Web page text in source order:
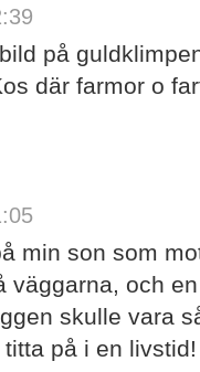
på
där farmor o
min son som
väggarna, och
skulle vara
på i en livstid!